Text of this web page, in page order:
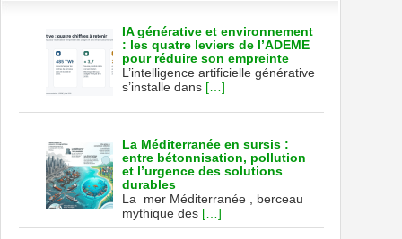
IA générative et environnement
: les quatre leviers de l’ADEME
pour réduire son empreinte
L’intelligence artificielle générative
s’installe dans […]
La Méditerranée en sursis :
entre bétonnisation, pollution
et l’urgence des solutions
durables
La mer Méditerranée , berceau
mythique des […]